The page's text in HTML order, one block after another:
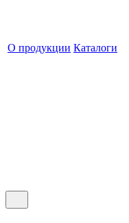
О продукции Каталоги